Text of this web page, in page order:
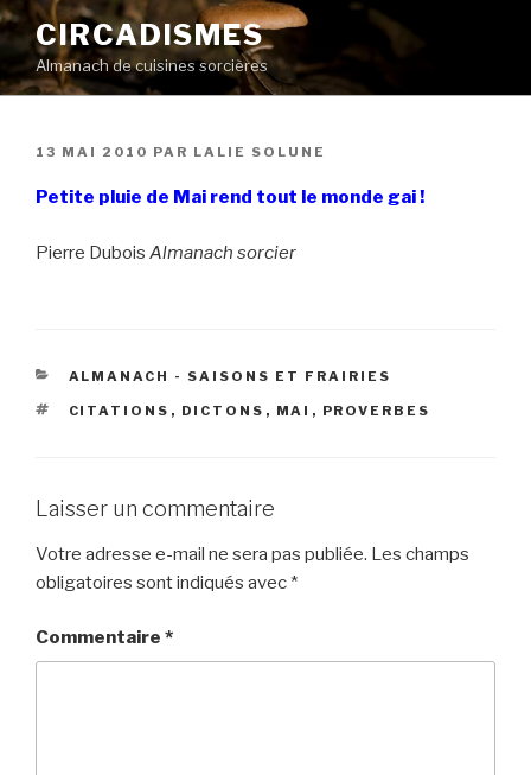
Aller
au
contenu
principal
CIRCADISMES
Almanach de cuisines sorcières
PUBLIÉ
13 MAI 2010 PAR LALIE SOLUNE
Petite pluie de Mai rend tout le monde gai !
Pierre Dubois Almanach sorcier
CATÉGORIES
ALMANACH - SAISONS ET FRAIRIES
ÉTIQUETTES
CITATIONS , DICTONS , MAI , PROVERBES
Laisser un commentaire
Votre adresse e-mail ne sera pas publiée. Les champs
obligatoires sont indiqués avec *
Commentaire *